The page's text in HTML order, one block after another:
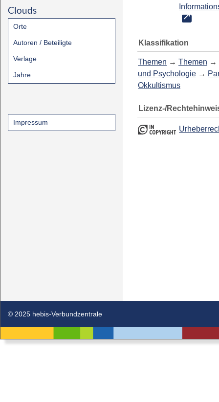
Clouds
Orte
Autoren / Beteiligte
Verlage
Jahre
Impressum
Klassifikation
Themen → Themen →
und Psychologie →
Okkultismus
Lizenz-/
© 2025 hebis-Verbundzentrale